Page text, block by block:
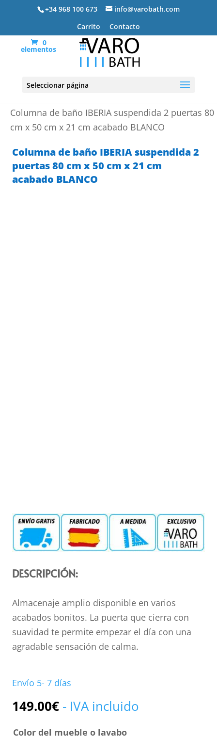
+34 968 100 673
info@varobath.com
Carrito
Contacto
0
elementos
Seleccionar página
Columna de baño IBERIA suspendida 2 puertas 80
cm x 50 cm x 21 cm acabado BLANCO
Columna de baño IBERIA suspendida 2
puertas 80 cm x 50 cm x 21 cm
acabado BLANCO
DESCRIPCIÓN:
Almacenaje amplio disponible en varios
acabados bonitos. La puerta que cierra con
suavidad te permite empezar el día con una
agradable sensación de calma.
Envío 5- 7 días
149.00€ - IVA incluido
Color del mueble o lavabo